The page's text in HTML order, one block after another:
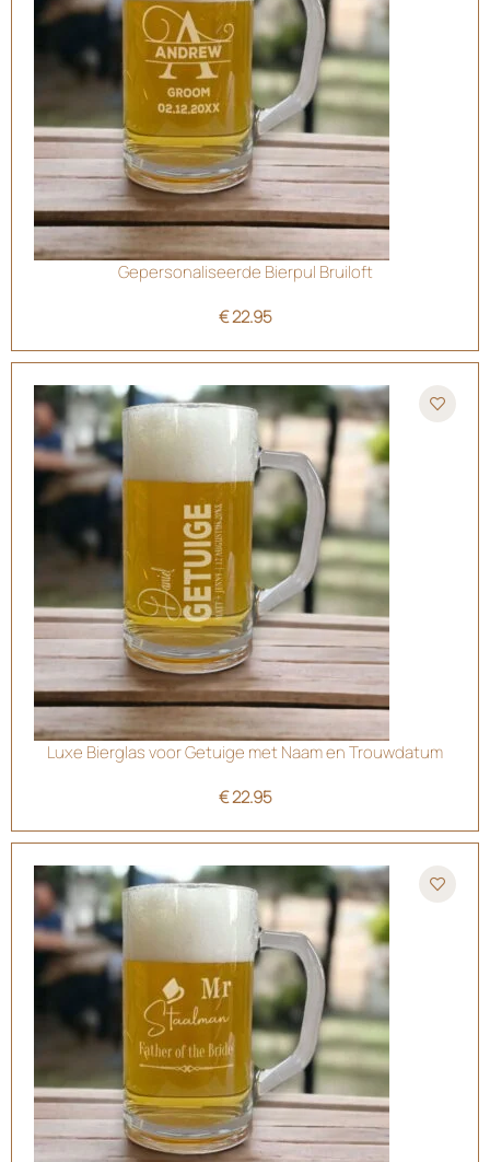
Gepersonaliseerde Bierpul Bruiloft
€22.95
Luxe Bierglas voor Getuige met Naam en Trouwdatum
€22.95